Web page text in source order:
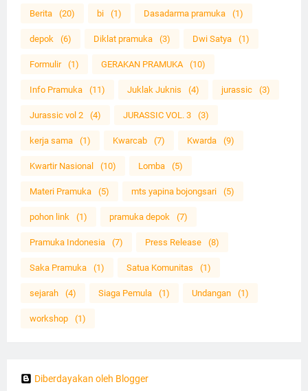
Berita (20) bi (1) Dasadarma pramuka (1)
depok (6) Diklat pramuka (3) Dwi Satya (1)
Formulir (1) GERAKAN PRAMUKA (10)
Info Pramuka (11) Juklak Juknis (4) jurassic (3)
Jurassic vol 2 (4) JURASSIC VOL. 3 (3)
kerja sama (1) Kwarcab (7) Kwarda (9)
Kwartir Nasional (10) Lomba (5)
Materi Pramuka (5) mts yapina bojongsari (5)
pohon link (1) pramuka depok (7)
Pramuka Indonesia (7) Press Release (8)
Saka Pramuka (1) Satua Komunitas (1)
sejarah (4) Siaga Pemula (1) Undangan (1)
workshop (1)
Diberdayakan oleh Blogger